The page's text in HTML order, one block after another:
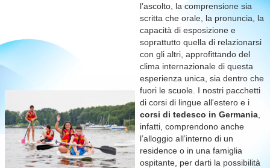
l’ascolto, la comprensione sia
scritta che orale, la pronuncia, la
capacità di esposizione e
soprattutto quella di relazionarsi
con gli altri, approfittando del
clima internazionale di questa
esperienza unica, sia dentro che
fuori le scuole. I nostri pacchetti
di corsi di lingue all'estero e i
corsi di tedesco in Germania
infatti, comprendono anche
l’alloggio all’interno di un
residence o in una famiglia
ospitante, per darti la possibilità